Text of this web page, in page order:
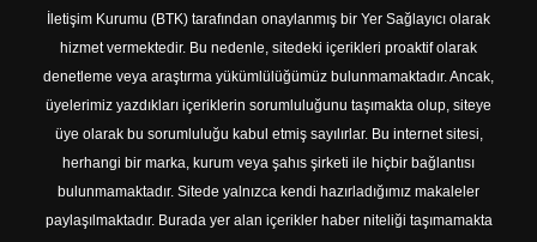
İletişim Kurumu (BTK) tarafından onaylanmış bir Yer Sağlayıcı olarak
hizmet vermektedir. Bu nedenle, sitedeki içerikleri proaktif olarak
denetleme veya araştırma yükümlülüğümüz bulunmamaktadır. Ancak,
üyelerimiz yazdıkları içeriklerin sorumluluğunu taşımakta olup, siteye
üye olarak bu sorumluluğu kabul etmiş sayılırlar. Bu internet sitesi,
herhangi bir marka, kurum veya şahıs şirketi ile hiçbir bağlantısı
bulunmamaktadır. Sitede yalnızca kendi hazırladığımız makaleler
paylaşılmaktadır. Burada yer alan içerikler haber niteliği taşımamakta